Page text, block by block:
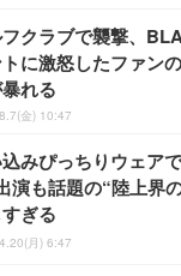
フクラブで襲撃、
に激怒したファン
れる
金) 10:47
みぴっちりウェア
演も話題の“陸上界
ぎる
月) 6:47